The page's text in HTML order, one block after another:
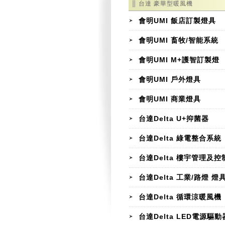
台達 豪華型暖風機
會明UMI 飯店訂製燈具
會明UMI 畜牧/智能系統
會明UMI M+護智訂製燈
會明UMI 戶外燈具
會明UMI 商業燈具
台達Delta U+抑菌器
台達Delta 綠電整合系統
台達Delta 樓宇管理及控
台達Delta 工業/路燈 燈
台達Delta 循環涼暖風機
台達Delta LED電源驅動